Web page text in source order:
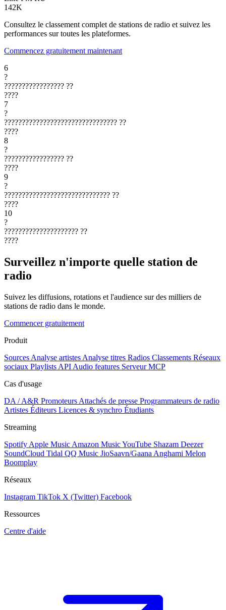
142K
Consultez le classement complet de stations de radio et suivez les
performances sur toutes les plateformes.
Commencez gratuitement maintenant
6
?
????????????????? ??
????
7
?
???????????????????????????????? ??
????
8
?
????????????????? ??
????
9
?
?????????????????????????????? ??
????
10
?
????????????????????? ??
????
Surveillez n'importe quelle station de
radio
Suivez les diffusions, rotations et l'audience sur des milliers de
stations de radio dans le monde.
Commencer gratuitement
Produit
Sources Analyse artistes Analyse titres Radios Classements Réseaux
sociaux Playlists API Audio features Serveur MCP
Cas d'usage
DA / A&R Promoteurs Attachés de presse Programmateurs de radio
Artistes Éditeurs Licences & synchro Étudiants
Streaming
Spotify Apple Music Amazon MusicYouTube Shazam Deezer
SoundCloud Tidal QQ Music JioSaavn/Gaana Anghami Melon
Boomplay
Réseaux
Instagram TikTok X (Twitter) Facebook
Ressources
Centre d'aide